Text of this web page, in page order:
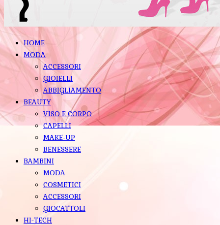
HOME
MODA
ACCESSORI
GIOIELLI
ABBIGLIAMENTO
BEAUTY
VISO E CORPO
CAPELLI
MAKE-UP
BENESSERE
BAMBINI
MODA
COSMETICI
ACCESSORI
GIOCATTOLI
HI-TECH